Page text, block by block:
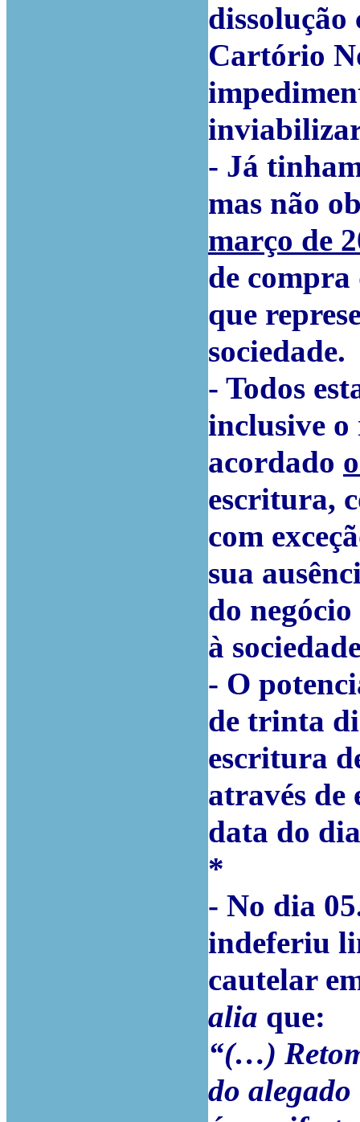
dissolução
Cartório
- Já
mas não
março de
de compra
que
sociedade.
- Todos
inclusive
acordado
escritura,
com
sua
do
à
- O
de trinta
escritura
através de
data do
*
- No dia
indeferiu
cautelar
alia que:
“(…)
do